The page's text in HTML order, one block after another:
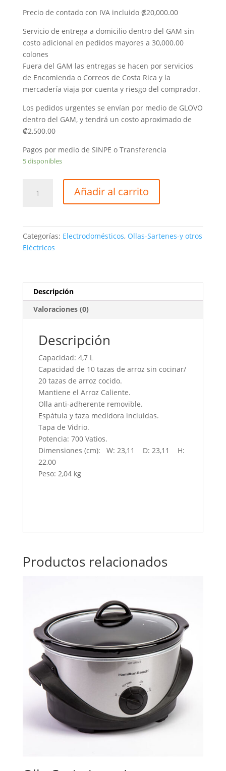
Precio de contado con IVA incluido ₡20,000.00
Servicio de entrega a domicilio dentro del GAM sin
costo adicional en pedidos mayores a 30,000.00
colones
Fuera del GAM las entregas se hacen por servicios
de Encomienda o Correos de Costa Rica y la
mercadería viaja por cuenta y riesgo del comprador.
Los pedidos urgentes se envían por medio de GLOVO
dentro del GAM, y tendrá un costo aproximado de
₡2,500.00
Pagos por medio de SINPE o Transferencia
5 disponibles
Arrocera
Premium
Añadir al carrito
Categorías: Electrodomésticos, Ollas-Sartenes-y otros
Eléctricos
Descripción
Valoraciones (0)
Descripción
Capacidad: 4,7 L
Capacidad de 10 tazas de arroz sin cocinar/
20 tazas de arroz cocido.
Mantiene el Arroz Caliente.
Olla anti-adherente removible.
Espátula y taza medidora incluidas.
Tapa de Vidrio.
Potencia: 700 Vatios.
Dimensiones (cm): W: 23,11 D: 23,11 H:
22,00
Peso: 2,04 kg
Productos relacionados